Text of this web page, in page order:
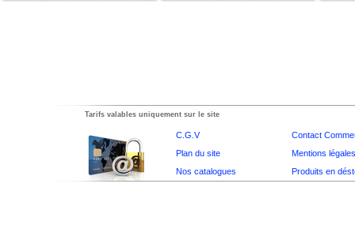
Tarifs valables uniquement sur le site
C.G.V
Contact
Plan du site
Mentions
Nos catalogues
Produits en